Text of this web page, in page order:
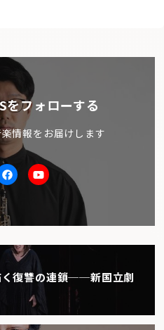
をフォローする
情報をお届けします
facebookYoutube
く復讐の連鎖──新国立劇